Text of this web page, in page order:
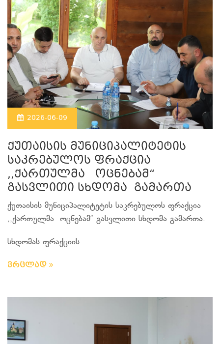
2026-06-09
ქუთაისის მუნიციპალიტეტის
საკრებულოს ფრაქცია
,,ქართულმა ოცნებამ“
გასვლითი სხდომა გამართა
ქუთაისის მუნიციპალიტეტის საკრებულოს ფრაქცია
,,ქართულმა ოცნებამ“ გასვლითი სხდომა გამართა.
სხდომას ფრაქციის...
ვრცლად